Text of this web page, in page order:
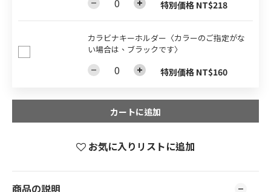
特別価格 NT$218
カラビナキーホルダー〈カラーのご指定がな
い場合は、ブラックです〉
特別価格 NT$160
カートに追加
お気に入りリストに追加
商品の説明